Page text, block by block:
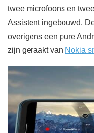
twee microfoons en
Assistent ingebouwd.
overigens een pure
zijn geraakt van Nokia